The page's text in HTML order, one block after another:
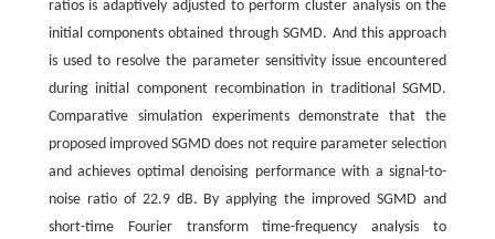
ratios is adaptively adjusted to perform cluster analysis on the
initial components obtained through SGMD. And this approach
is used to resolve the parameter sensitivity issue encountered
during initial component recombination in traditional SGMD.
Comparative simulation experiments demonstrate that the
proposed improved SGMD does not require parameter selection
and achieves optimal denoising performance with a signal-to-
noise ratio of 22.9 dB. By applying the improved SGMD and
short-time Fourier transform time-frequency analysis to